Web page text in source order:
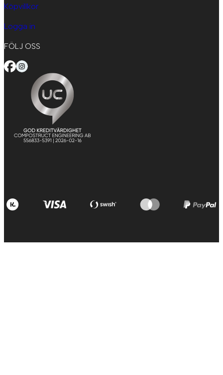
Köpvillkor
Logga in
FÖLJ OSS